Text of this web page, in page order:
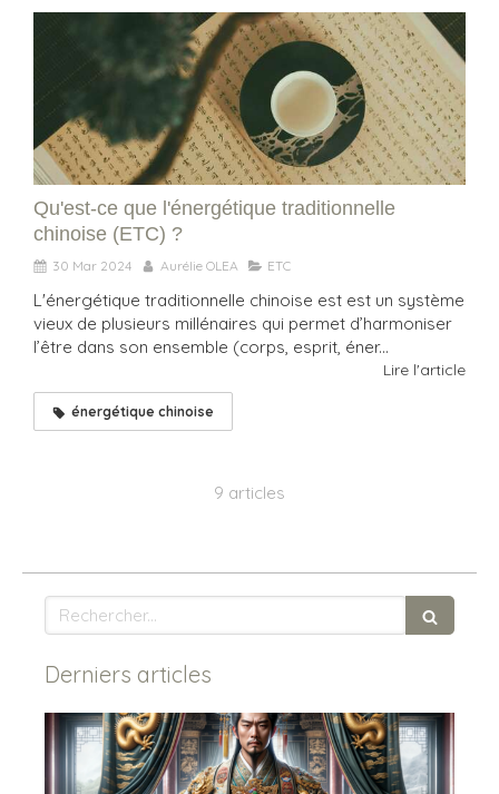
Qu'est-ce que l'énergétique traditionnelle
chinoise (ETC) ?
30 Mar 2024 Aurélie OLEA ETC
L'énergétique traditionnelle chinoise est est un système
vieux de plusieurs millénaires qui permet d’harmoniser
l’être dans son ensemble (corps, esprit, éner...
Lire l'article
énergétique chinoise
9 articles
Rechercher
Derniers articles